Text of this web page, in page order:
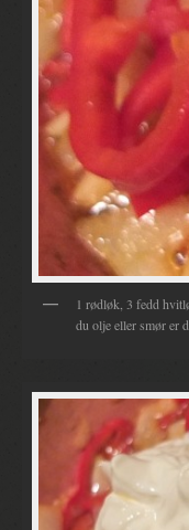
1 rødløk, 3 fedd
du olje eller smør er